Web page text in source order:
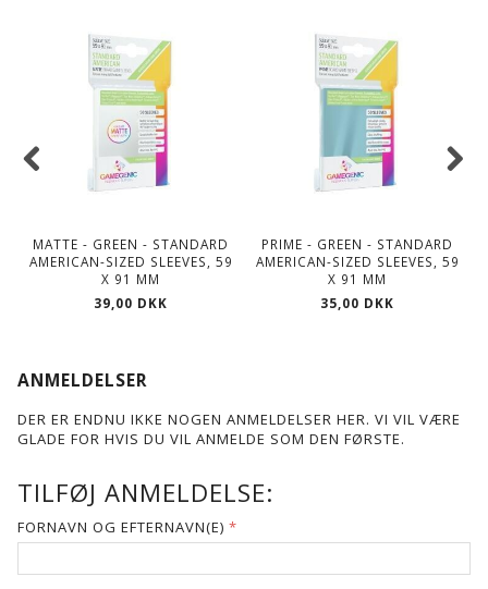
MATTE - GREEN - STANDARD
AMERICAN-SIZED SLEEVES, 59
X 91 MM
39,00 DKK
PRIME - GREEN - STANDARD
AMERICAN-SIZED SLEEVES, 59
X 91 MM
35,00 DKK
ANMELDELSER
DER ER ENDNU IKKE NOGEN ANMELDELSER HER. VI VIL VÆRE
GLADE FOR HVIS DU VIL ANMELDE SOM DEN FØRSTE.
TILFØJ ANMELDELSE:
FORNAVN OG EFTERNAVN(E)